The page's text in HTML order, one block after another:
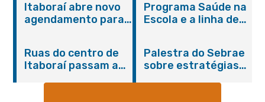
Itaboraí abre novo
agendamento para
Programa Saúde na
Escola e a linha de
promovem
conscientização
sobre hanseníase
Ruas do centro de
Itaboraí passam a
Palestra do Sebrae
sobre estratégias